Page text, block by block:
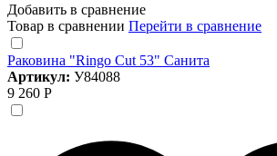
Добавить в сравнение
Товар в сравнении Перейти в сравнение
Раковина "Ringo Cut 53" Санита
Артикул: У84088
9 260 Р